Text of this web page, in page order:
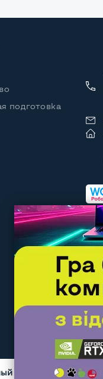
момент 4
подготовка